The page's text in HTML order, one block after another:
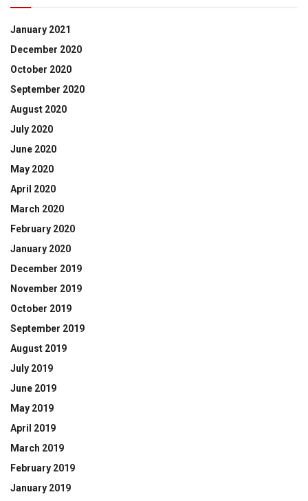
January 2021
December 2020
October 2020
September 2020
August 2020
July 2020
June 2020
May 2020
April 2020
March 2020
February 2020
January 2020
December 2019
November 2019
October 2019
September 2019
August 2019
July 2019
June 2019
May 2019
April 2019
March 2019
February 2019
January 2019